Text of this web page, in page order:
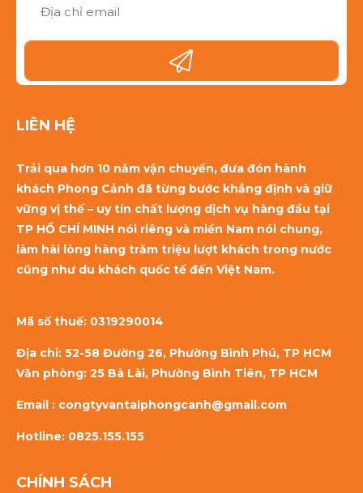
LIÊN HỆ
Trải qua hơn 10 năm vận chuyển, đưa đón hành
khách Phong Cảnh đã từng bước khẳng định và giữ
vững vị thế – uy tín chất lượng dịch vụ hàng đầu tại
TP HỒ CHÍ MINH nói riêng và miền Nam nói chung,
làm hài lòng hàng trăm triệu lượt khách trong nước
cũng như du khách quốc tế đến Việt Nam.
Mã số thuế: 0319290014
Địa chỉ: 52-58 Đường 26, Phường Bình Phú, TP HCM
Văn phòng: 25 Bà Lài, Phường Bình Tiên, TP HCM
Email : congtyvantaiphongcanh@gmail.com
Hotline: 0825.155.155
CHÍNH SÁCH